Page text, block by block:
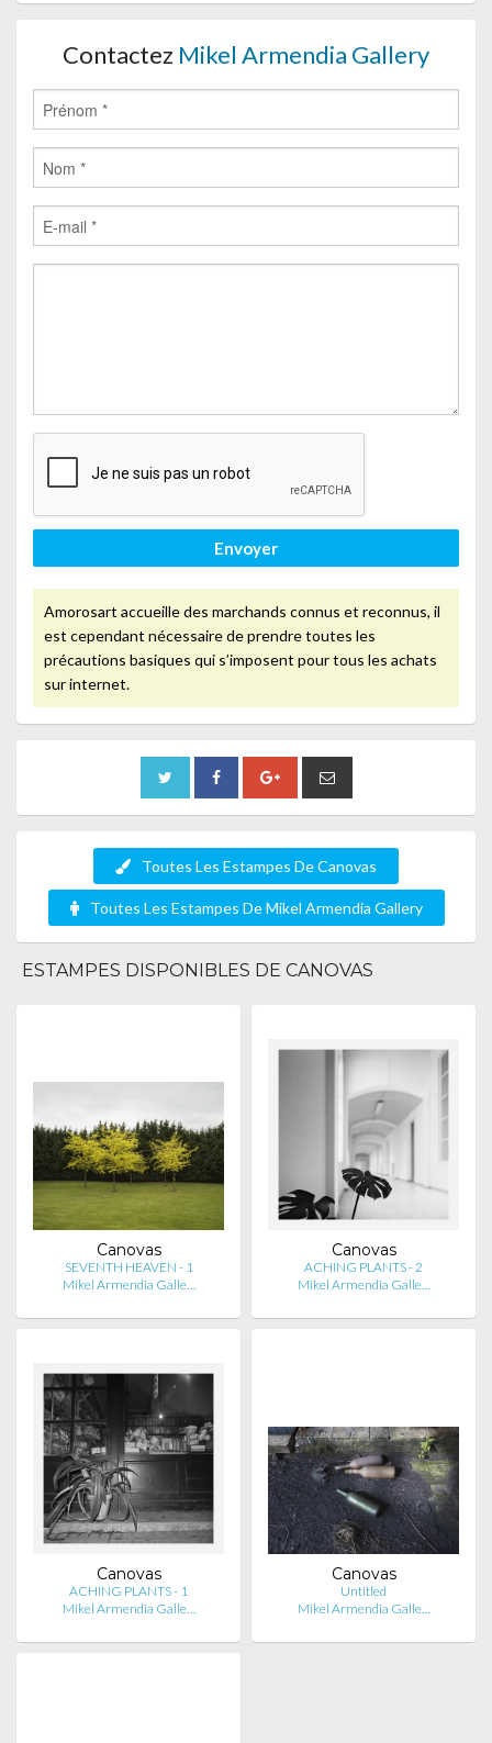
Contactez Mikel Armendia Gallery
Envoyer
Amorosart accueille des marchands connus et reconnus, il
est cependant nécessaire de prendre toutes les
précautions basiques qui s’imposent pour tous les achats
sur internet.
Toutes Les Estampes De Canovas
Toutes Les Estampes De Mikel Armendia Gallery
ESTAMPES DISPONIBLES DE CANOVAS
Canovas
SEVENTH HEAVEN - 1
Mikel Armendia Galle…
Canovas
ACHING PLANTS - 2
Mikel Armendia Galle…
Canovas
ACHING PLANTS - 1
Mikel Armendia Galle…
Canovas
Untitled
Mikel Armendia Galle…